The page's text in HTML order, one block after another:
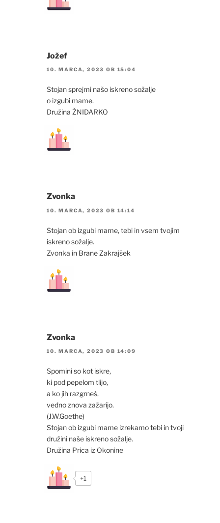
Jožef
10. MARCA, 2023 OB 15:04
Stojan sprejmi našo iskreno sožalje
o izgubi mame.
Družina ŽNIDARKO
Zvonka
10. MARCA, 2023 OB 14:14
Stojan ob izgubi mame, tebi in vsem tvojim
iskreno sožalje.
Zvonka in Brane Zakrajšek
Zvonka
10. MARCA, 2023 OB 14:09
Spomini so kot iskre,
ki pod pepelom tlijo,
a ko jih razgrneš,
vedno znova zažarijo.
(J.W.Goethe)
Stojan ob izgubi mame izrekamo tebi in tvoji
družini naše iskreno sožalje.
Družina Prica iz Okonine
+1